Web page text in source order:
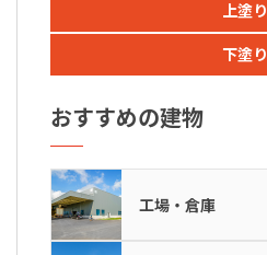
上塗り
下塗り
おすすめの建物
工場・倉庫